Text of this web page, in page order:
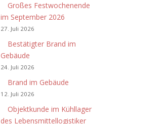
Großes Festwochenende
im September 2026
27. Juli 2026
Bestätigter Brand im
Gebäude
24. Juli 2026
Brand im Gebäude
12. Juli 2026
Objektkunde im Kühllager
des Lebensmittellogistiker